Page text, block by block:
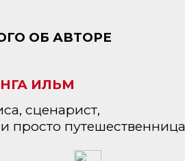
ОБ АВТОРЕ
ИЛЬМ
сценарист,
просто путешественница